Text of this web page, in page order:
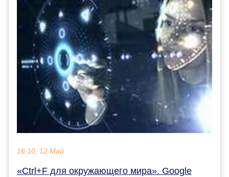
16:10, 12 Май
«Ctrl+F для окружающего мира». Google